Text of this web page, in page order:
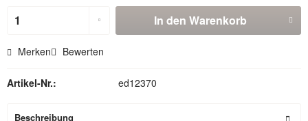
In den Warenkorb
Merken Bewerten
Artikel-Nr.: ed12370
Beschreibung